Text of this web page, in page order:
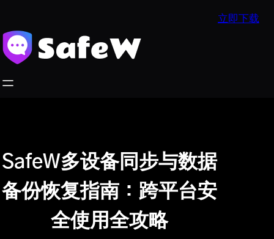
内
容
立即下载
SafeW多设备同步与数据
备份恢复指南：跨平台安
全使用全攻略